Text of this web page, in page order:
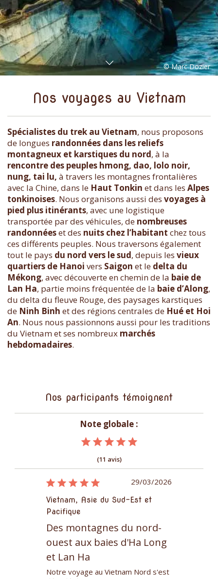
Nos voyages au Vietnam
Spécialistes du trek au Vietnam, nous proposons
de longues randonnées dans les reliefs
montagneux et karstiques du nord, à la
rencontre des peuples hmong, dao, lolo noir,
nung, tai lu, à travers les montagnes frontalières
avec la Chine, dans le Haut Tonkin et dans les Alpes
tonkinoises. Nous organisons aussi des voyages à
pied plus itinérants, avec une logistique
transportée par des véhicules, de nombreuses
randonnéeset des nuits chez l’habitant chez tous
ces différents peuples. Nous traversons également
tout le pays du nord vers le sud, depuis les vieux
quartiers de Hanoi vers Saigon et le delta du
Mékong, avec découverte en chemin de la baie de
Lan Ha, partie moins fréquentée de la baie d’Along,
du delta du fleuve Rouge, des paysages karstiques
de Ninh Binh et des régions centrales de Hué et Hoi
An. Nous nous passionnons aussi pour les traditions
du Vietnam et ses nombreux marchés
hebdomadaires.
Nos participants témoignent
Note globale :
(11 avis)
29/03/2026
Vietnam, Asie du Sud-Est et
Pacifique
Des montagnes du nord-
ouest aux baies d'Ha Long
et Lan Ha
Notre voyage au Vietnam Nord s'est